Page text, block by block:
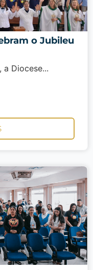
o Jubileu
Diocese...